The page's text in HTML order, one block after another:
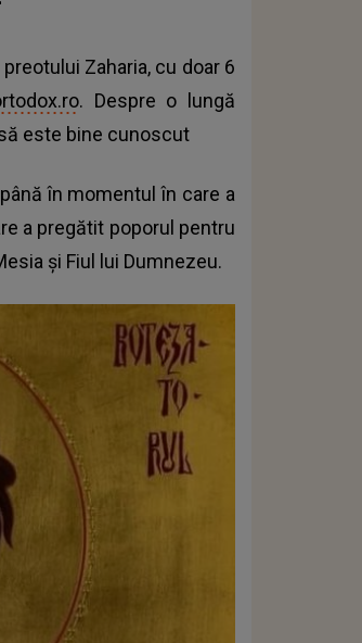
Zaharia, cu doar 6
. Despre o lungă
este bine cunoscut
în momentul în care a
a pregătit poporul pentru
și Fiul lui Dumnezeu.